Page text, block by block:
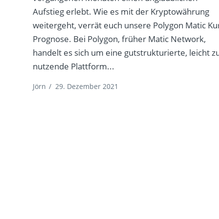
Aufstieg erlebt. Wie es mit der Kryptowährung
weitergeht, verrät euch unsere Polygon Matic
Prognose. Bei Polygon, früher Matic Network,
handelt es sich um eine gutstrukturierte, leicht
nutzende Plattform...
Jörn / 29. Dezember 2021